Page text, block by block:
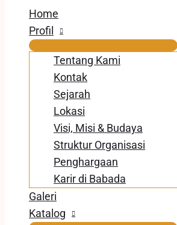
Home
Profil
Tentang Kami
Kontak
Sejarah
Lokasi
Visi, Misi & Budaya
Struktur Organisasi
Penghargaan
Karir di Babada
Galeri
Katalog